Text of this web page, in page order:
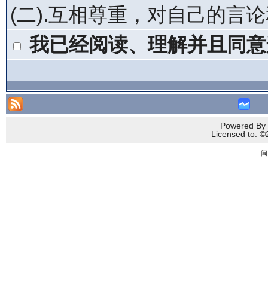
(二).互相尊重，对自己的言
我已经阅读、理解并且同
Powered
Licensed to: